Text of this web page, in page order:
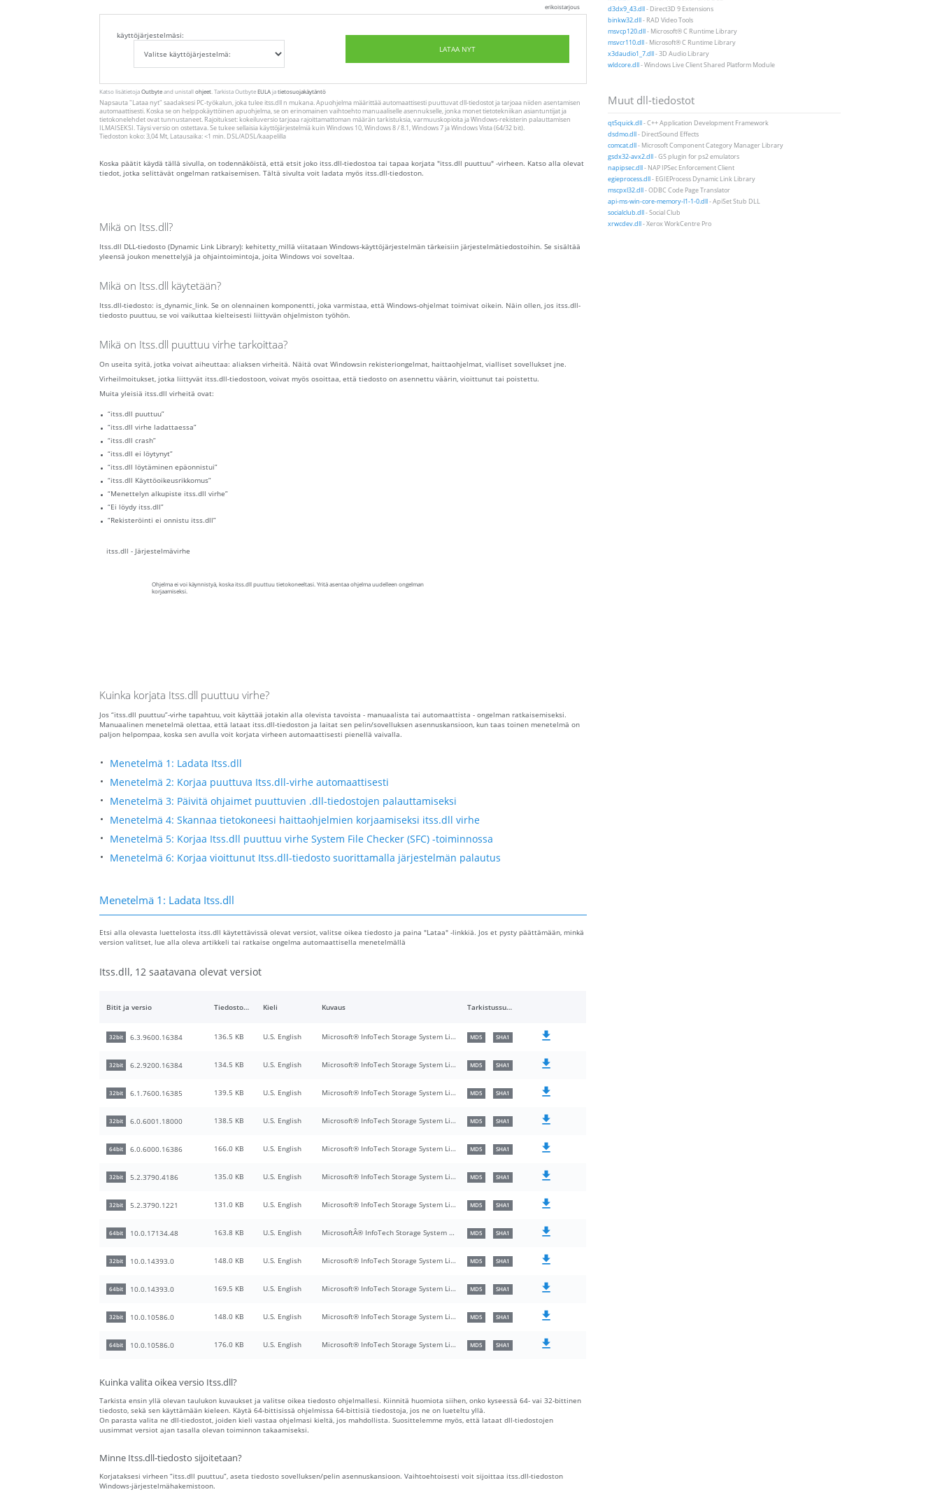
erikoistarjous
käyttöjärjestelmäsi:
LATAA NYT
Katso lisätietojaOutbyteand unistallohjeet . Tarkista OutbyteEULAjatietosuojakäytäntö
Napsauta"Lataa nyt" saadaksesi PC-työkalun, joka tulee itss.dll n mukana. Apuohjelma määrittää automaattisesti puuttuvat dll-tiedostot ja tarjoaa niiden asentamisen
automaattisesti. Koska se on helppokäyttöinen apuohjelma, se on erinomainen vaihtoehto manuaaliselle asennukselle, jonka monet tietotekniikan asiantuntijat ja
tietokonelehdet ovat tunnustaneet. Rajoitukset: kokeiluversio tarjoaa rajoittamattoman määrän tarkistuksia, varmuuskopioita ja Windows-rekisterin palauttamisen
ILMAISEKSI. Täysi versio on ostettava. Se tukee sellaisia ​​käyttöjärjestelmiä kuin Windows 10, Windows 8 / 8.1, Windows 7 ja Windows Vista (64/32 bit).
Tiedoston koko: 3,04 Mt, Latausaika: <1 min. DSL/ADSL/kaapelilla
Koska päätit käydä tällä sivulla, on todennäköistä, että etsit joko itss.dll-tiedostoa tai tapaa korjata "itss.dll puuttuu" -virheen. Katso alla olevat
tiedot, jotka selittävät ongelman ratkaisemisen. Tältä sivulta voit ladata myös itss.dll-tiedoston.
Mikä on Itss.dll?
Itss.dll DLL-tiedosto (Dynamic Link Library): kehitetty_millä viitataan Windows-käyttöjärjestelmän tärkeisiin järjestelmätiedostoihin. Se sisältää
yleensä joukon menettelyjä ja ohjaintoimintoja, joita Windows voi soveltaa.
Mikä on Itss.dll käytetään?
Itss.dll-tiedosto: is_dynamic_link. Se on olennainen komponentti, joka varmistaa, että Windows-ohjelmat toimivat oikein. Näin ollen, jos itss.dll-
tiedosto puuttuu, se voi vaikuttaa kielteisesti liittyvän ohjelmiston työhön.
Mikä on Itss.dll puuttuu virhe tarkoittaa?
On useita syitä, jotka voivat aiheuttaa: aliaksen virheitä. Näitä ovat Windowsin rekisteriongelmat, haittaohjelmat, vialliset sovellukset jne.
Virheilmoitukset, jotka liittyvät itss.dll-tiedostoon, voivat myös osoittaa, että tiedosto on asennettu väärin, vioittunut tai poistettu.
Muita yleisiä itss.dll virheitä ovat:
“itss.dll puuttuu”
“itss.dll virhe ladattaessa”
“itss.dll crash”
“itss.dll ei löytynyt”
“itss.dll löytäminen epäonnistui”
“itss.dll Käyttöoikeusrikkomus”
“Menettelyn alkupiste itss.dll virhe”
“Ei löydy itss.dll”
“Rekisteröinti ei onnistu itss.dll”
itss.dll - Järjestelmävirhe
Ohjelma ei voi käynnistyä, koska itss.dll puuttuu tietokoneeltasi. Yritä asentaa ohjelma uudelleen ongelman
korjaamiseksi.
Kuinka korjata Itss.dll puuttuu virhe?
Jos “itss.dll puuttuu”-virhe tapahtuu, voit käyttää jotakin alla olevista tavoista - manuaalista tai automaattista - ongelman ratkaisemiseksi.
Manuaalinen menetelmä olettaa, että lataat itss.dll-tiedoston ja laitat sen pelin/sovelluksen asennuskansioon, kun taas toinen menetelmä on
paljon helpompaa, koska sen avulla voit korjata virheen automaattisesti pienellä vaivalla.
Menetelmä 1: Ladata Itss.dll
Menetelmä 2: Korjaa puuttuva Itss.dll-virhe automaattisesti
Menetelmä 3: Päivitä ohjaimet puuttuvien .dll-tiedostojen palauttamiseksi
Menetelmä 4: Skannaa tietokoneesi haittaohjelmien korjaamiseksi itss.dll virhe
Menetelmä 5: Korjaa Itss.dll puuttuu virhe System File Checker (SFC) -toiminnossa
Menetelmä 6: Korjaa vioittunut Itss.dll-tiedosto suorittamalla järjestelmän palautus
Menetelmä 1: Ladata Itss.dll
Etsi alla olevasta luettelosta itss.dll käytettävissä olevat versiot, valitse oikea tiedosto ja paina "Lataa" -linkkiä. Jos et pysty päättämään, minkä
version valitset, lue alla oleva artikkeli tai ratkaise ongelma automaattisella menetelmällä
Itss.dll, 12 saatavana olevat versiot
Bitit ja versio Tiedoston koko Kieli Kuvaus Tarkistussummat
32bit 6.3.9600.16384 136.5 KB U.S. English Microsoft® InfoTech Storage System Library MD5 SHA1
32bit 6.2.9200.16384 134.5 KB U.S. English Microsoft® InfoTech Storage System Library MD5 SHA1
32bit 6.1.7600.16385 139.5 KB U.S. English Microsoft® InfoTech Storage System Library MD5 SHA1
32bit 6.0.6001.18000 138.5 KB U.S. English Microsoft® InfoTech Storage System Library MD5 SHA1
64bit 6.0.6000.16386 166.0 KB U.S. English Microsoft® InfoTech Storage System Library MD5 SHA1
32bit 5.2.3790.4186 135.0 KB U.S. English Microsoft® InfoTech Storage System Library MD5 SHA1
32bit 5.2.3790.1221 131.0 KB U.S. English Microsoft® InfoTech Storage System Library MD5 SHA1
64bit 10.0.17134.48 163.8 KB U.S. English MicrosoftÂ® InfoTech Storage System Library MD5 SHA1
32bit 10.0.14393.0 148.0 KB U.S. English Microsoft® InfoTech Storage System Library MD5 SHA1
64bit 10.0.14393.0 169.5 KB U.S. English Microsoft® InfoTech Storage System Library MD5 SHA1
32bit 10.0.10586.0 148.0 KB U.S. English Microsoft® InfoTech Storage System Library MD5 SHA1
64bit 10.0.10586.0 176.0 KB U.S. English Microsoft® InfoTech Storage System Library MD5 SHA1
Kuinka valita oikea versio Itss.dll?
Tarkista ensin yllä olevan taulukon kuvaukset ja valitse oikea tiedosto ohjelmallesi. Kiinnitä huomiota siihen, onko kyseessä 64- vai 32-bittinen
tiedosto, sekä sen käyttämään kieleen. Käytä 64-bittisissä ohjelmissa 64-bittisiä tiedostoja, jos ne on lueteltu yllä.
On parasta valita ne dll-tiedostot, joiden kieli vastaa ohjelmasi kieltä, jos mahdollista. Suosittelemme myös, että lataat dll-tiedostojen
uusimmat versiot ajan tasalla olevan toiminnon takaamiseksi.
Minne Itss.dll-tiedosto sijoitetaan?
Korjataksesi virheen “itss.dll puuttuu”, aseta tiedosto sovelluksen/pelin asennuskansioon. Vaihtoehtoisesti voit sijoittaa itss.dll-tiedoston
Windows-järjestelmähakemistoon.
d3dx9_43.dll- Direct3D 9 Extensions
binkw32.dll- RAD Video Tools
msvcp120.dll- Microsoft® C Runtime Library
msvcr110.dll- Microsoft® C Runtime Library
x3daudio1_7.dll- 3D Audio Library
wldcore.dll- Windows Live Client Shared Platform Module
Muut dll-tiedostot
qt5quick.dll- C++ Application Development Framework
dsdmo.dll- DirectSound Effects
comcat.dll- Microsoft Component Category Manager Library
gsdx32-avx2.dll- GS plugin for ps2 emulators
napipsec.dll- NAP IPSec Enforcement Client
egieprocess.dll- EGIEProcess Dynamic Link Library
mscpxl32.dll- ODBC Code Page Translator
api-ms-win-core-memory-l1-1-0.dll- ApiSet Stub DLL
socialclub.dll- Social Club
xrwcdev.dll- Xerox WorkCentre Pro